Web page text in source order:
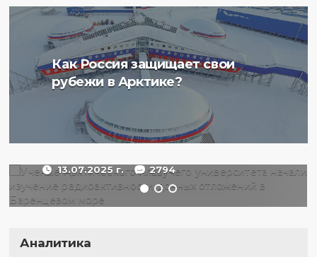
Как Россия защищает свои
рубежи в Арктике?
Ученые Арктического
плавучего университета
радиоактивности донных
отложений в Баренцевом
13.07.2025 г. 2794
Аналитика